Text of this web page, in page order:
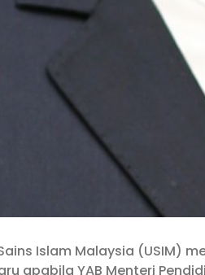
Islam Malaysia (USIM)
apabila YAB Menteri